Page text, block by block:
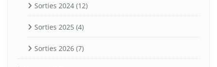
Sorties 2024 (12)
Sorties 2025 (4)
Sorties 2026 (7)